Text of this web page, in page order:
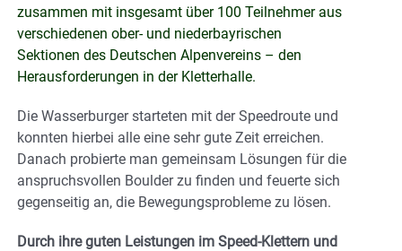
zusammen mit insgesamt über 100 Teilnehmer aus
verschiedenen ober- und niederbayrischen
Sektionen des Deutschen Alpenvereins – den
Herausforderungen in der Kletterhalle.
Die Wasserburger starteten mit der Speedroute und
konnten hierbei alle eine sehr gute Zeit erreichen.
Danach probierte man gemeinsam Lösungen für die
anspruchsvollen Boulder zu finden und feuerte sich
gegenseitig an, die Bewegungsprobleme zu lösen.
Durch ihre guten Leistungen im Speed-Klettern und